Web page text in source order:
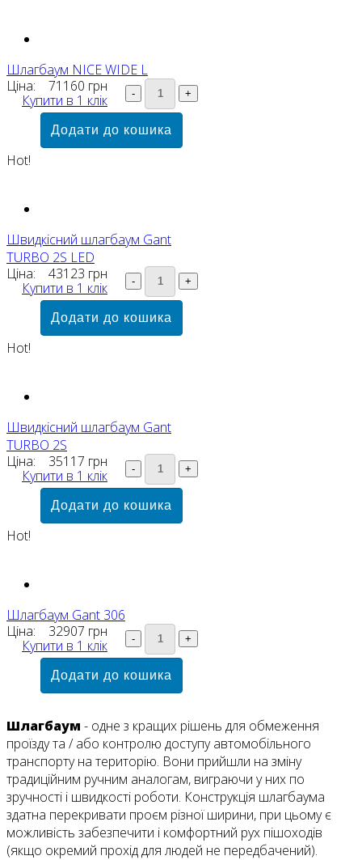
Шлагбаум NICE WIDE L
Ціна:
71160 грн
Купити в 1 клік
Hot!
Швидкісний шлагбаум Gant
TURBO 2S LED
Ціна:
43123 грн
Купити в 1 клік
Hot!
Швидкісний шлагбаум Gant
TURBO 2S
Ціна:
35117 грн
Купити в 1 клік
Hot!
Шлагбаум Gant 306
Ціна:
32907 грн
Купити в 1 клік
Шлагбаум - одне з кращих рішень для обмеження
проїзду та / або контролю доступу автомобільного
транспорту на територію. Вони прийшли на зміну
традиційним ручним аналогам, виграючи у них по
зручності і швидкості роботи. Конструкція шлагбаума
здатна перекривати проєм різної ширини, при цьому є
можливість забезпечити і комфортний рух пішоходів
(якщо окремий прохід для людей не передбачений).